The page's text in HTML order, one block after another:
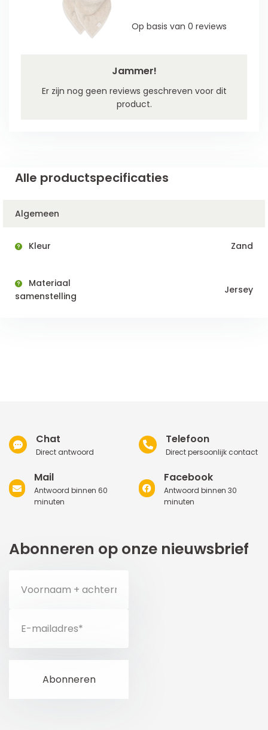
Jammer!
Er zijn nog geen reviews geschreven voor dit
product.
Op basis van 0 reviews
Alle productspecificaties
Algemeen
Kleur Zand
Materiaal
samenstelling
Jersey
Chat
Direct antwoord
Telefoon
Direct persoonlijk contact
Mail
Antwoord binnen 60
minuten
Facebook
Antwoord binnen 30
minuten
Abonneren op onze nieuwsbrief